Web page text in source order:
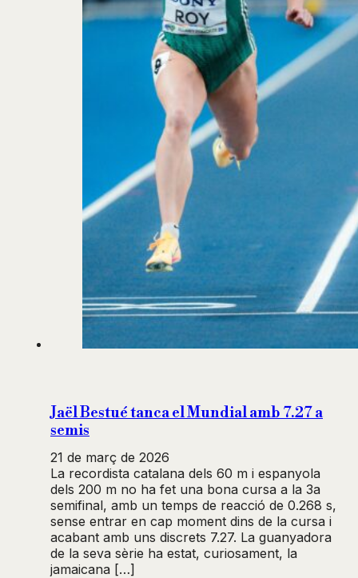
Jaël Bestué tanca el Mundial amb 7.27 a
semis
21 de març de 2026
La recordista catalana dels 60 m i espanyola
dels 200 m no ha fet una bona cursa a la 3a
semifinal, amb un temps de reacció de 0.268 s,
sense entrar en cap moment dins de la cursa i
acabant amb uns discrets 7.27. La guanyadora
de la seva sèrie ha estat, curiosament, la
jamaicana […]